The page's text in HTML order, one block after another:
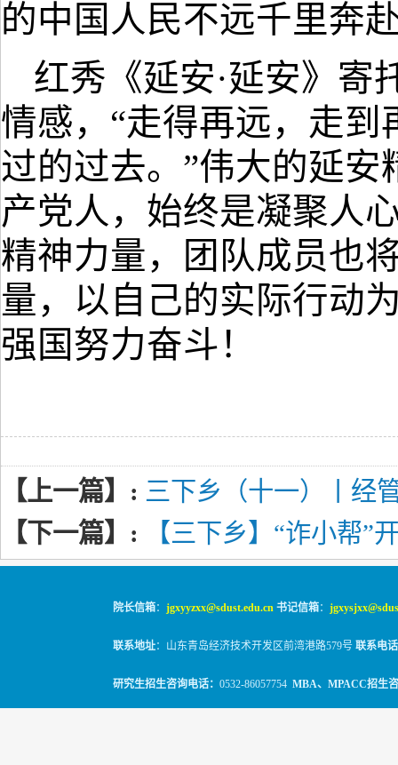
的中国人民不远千里奔
红秀《延安·延安》寄
情感， “走得再远，走
过的过去。”伟大的延
产党人，始终是凝聚人
精神力量 ，团队成员也
量，以自己的实际行动
强国努力奋斗！
【上一篇】: 三下乡（十一）丨经
【下一篇】:
【三下乡】“诈小帮”
院长信箱： jgxyyzxx@sdust.edu.cn 书记信箱：
联系地址：山东青岛经济技术开发区前湾港路579号 联系电话
研究生招生咨询电话： 0532-86057754 MBA、MPACC招生